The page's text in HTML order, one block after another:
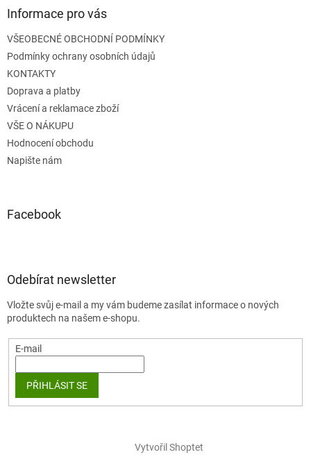
Informace pro vás
VŠEOBECNÉ OBCHODNÍ PODMÍNKY
Podmínky ochrany osobních údajů
KONTAKTY
Doprava a platby
Vrácení a reklamace zboží
VŠE O NÁKUPU
Hodnocení obchodu
Napište nám
Facebook
Odebírat newsletter
Vložte svůj e-mail a my vám budeme zasílat informace o nových
produktech na našem e-shopu.
E-mail
PŘIHLÁSIT SE
Vytvořil Shoptet